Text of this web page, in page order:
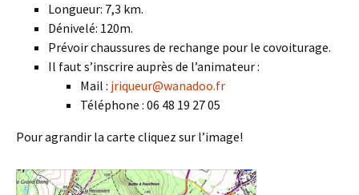
Longueur: 7,3 km.
Dénivelé: 120m.
Prévoir chaussures de rechange pour le covoiturage.
Il faut s’inscrire auprès de l’animateur :
Mail : jriqueur@wanadoo.fr
Téléphone : 06 48 19 27 05
Pour agrandir la carte cliquez sur l’image!